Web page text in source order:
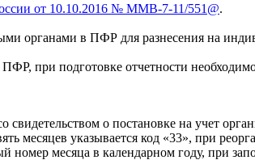
от 10.10.2016 № ММВ-7-11/551@.
органами в ПФР для разнесения на
при подготовке отчетности
о постановке на учет
месяцев указывается код «33», при
номер месяца в календарном году, при